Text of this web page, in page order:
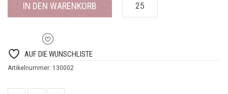
IN DEN WARENKORB
AUF DIE WUNSCHLISTE
Artikelnummer: 130002